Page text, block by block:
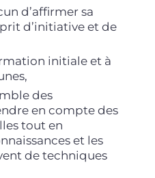
d’affirmer sa
d’initiative et de
initiale et à
des
en compte des
tout en
et les
de techniques